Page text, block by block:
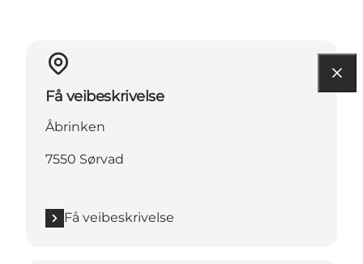
Få veibeskrivelse
Åbrinken
7550 Sørvad
Få veibeskrivelse